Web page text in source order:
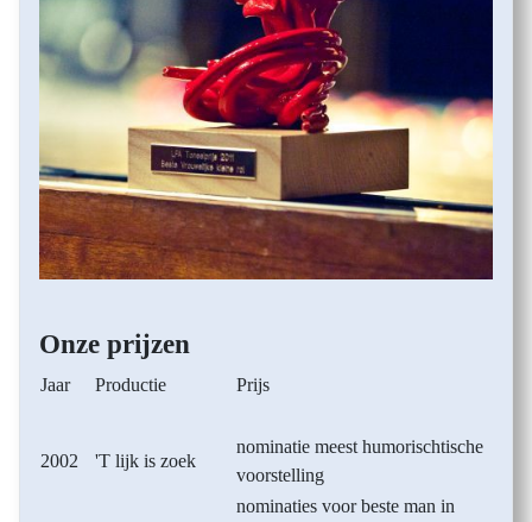
Onze prijzen
Jaar Productie Prijs
2002 'T lijk is zoek
nominatie meest humorischtische
voorstelling
nominaties voor beste man in